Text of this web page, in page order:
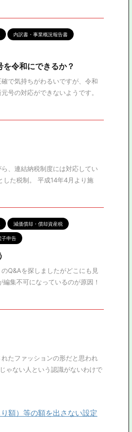
内訳書・事業概況報告書
令和にできるか？
で気持ちがわるいですが、令和
号の対応ができないようです。
、連結納税制度には対応してい
した税制。 平成14年4月より施
減価償却・償却資産税
子申告
Q&Aを探しましたがどこにも見
集不可になっているのが原因！
たファッションの形だと思われ
ゃない人という認識がないわけで
額）等の額を出さない設定